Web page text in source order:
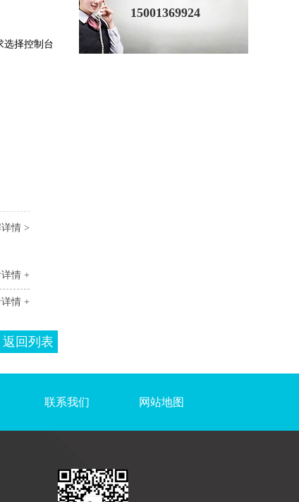
选择控制台
情 >
情 +
情 +
返回列表
15001369924
联系我们 网站地图